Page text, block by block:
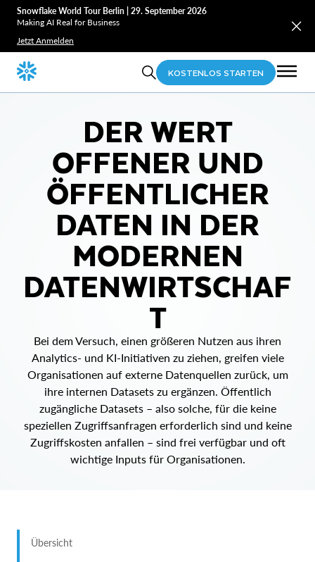
Snowflake World Tour Berlin | 29. September 2026
Making AI Real for Business
Jetzt Anmelden
KOSTENLOS STARTEN
DER WERT
OFFENER UND
ÖFFENTLICHER
DATEN IN DER
MODERNEN
DATENWIRTSCHAF
T
Bei dem Versuch, einen größeren Nutzen aus ihren
Analytics- und KI-Initiativen zu ziehen, greifen viele
Organisationen auf externe Datenquellen zurück, um
ihre internen Datasets zu ergänzen. Öffentlich
zugängliche Datasets – also solche, für die keine
speziellen Zugriffsanfragen erforderlich sind und keine
Zugriffskosten anfallen – sind frei verfügbar und oft
wichtige Inputs für Organisationen.
Übersicht